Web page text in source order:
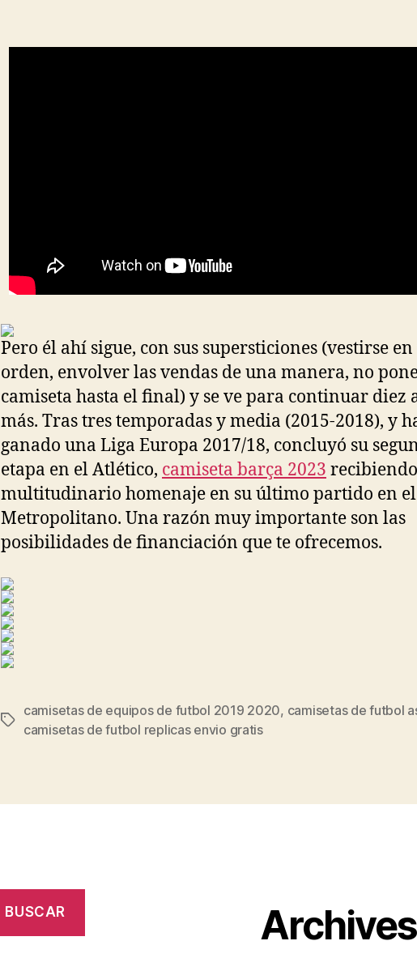
Pero él ahí sigue, con sus supersticiones (vestirse
orden, envolver las vendas de una manera, no
camiseta hasta el final) y se ve para continuar diez
más. Tras tres temporadas y media (2015-2018), y
ganado una Liga Europa 2017/18, concluyó su
etapa en el Atlético, camiseta barça 2023
multitudinario homenaje en su último partido en el
Metropolitano. Una razón muy importante son las
posibilidades de financiación que te ofrecemos.
Etiquetas
camisetas de equipos de futbol 2019 2020, camisetas de futbol
camisetas de futbol replicas envio gratis
BUSCAR Archives